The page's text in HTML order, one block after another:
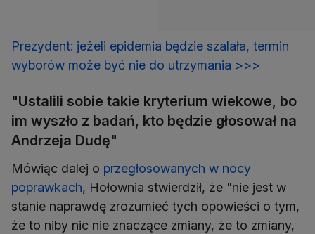
Prezydent: jeżeli epidemia będzie szalała, termin
wyborów może być nie do utrzymania >>>
"Ustalili sobie takie kryterium wiekowe, bo
im wyszło z badań, kto będzie głosował na
Andrzeja Dudę"
Mówiąc dalej o przegłosowanych w nocy
poprawkach, Hołownia stwierdził, że "nie jest w
stanie naprawdę zrozumieć tych opowieści o tym,
że to niby nic nie znaczące zmiany, że to zmiany,